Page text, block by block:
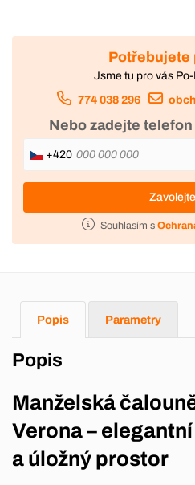
Potřebujete
Jsme tu pro vás
774 038 296
Nebo zadejte telefon
+420
Souhlasím s
Popis Parametry
Popis
Manželská
Verona –
a úložný prostor